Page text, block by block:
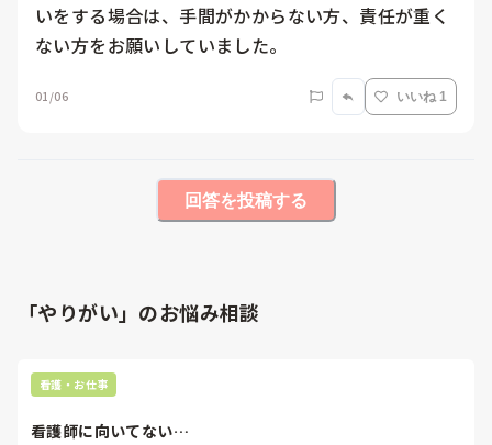
いをする場合は、手間がかからない方、責任が重く
ない方をお願いしていました。
01/06 いいね 1
回答を投稿する
「やりがい」のお悩み相談
看護・お仕事
看護師に向いてない…